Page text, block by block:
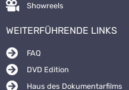
Showreels
WEITERFÜHRENDE LINKS
FAQ
DVD Edition
Haus des Dokumentarfilms